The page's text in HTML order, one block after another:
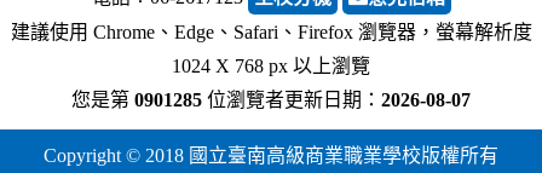
建議使用 Chrome、Edge、Safari、Firefox 瀏覽器，螢幕解析度
1024 X 768 px 以上瀏覽
您是第 0901285 位瀏覽者更新日期： 2026-08-07
Copyright © 2018 國立臺南高級商業職業學校版權所有